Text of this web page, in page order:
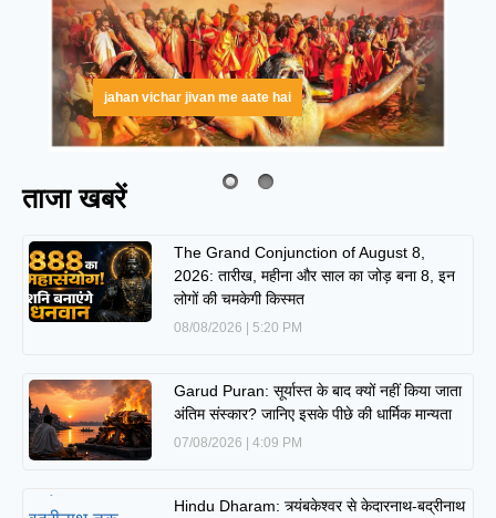
jahan vichar jivan me aate hai
ताजा खबरें
The Grand Conjunction of August 8,
2026: तारीख, महीना और साल का जोड़ बना 8, इन
लोगों की चमकेगी किस्मत
08/08/2026 5:20 PM
Garud Puran: सूर्यास्त के बाद क्यों नहीं किया जाता
अंतिम संस्कार? जानिए इसके पीछे की धार्मिक मान्यता
07/08/2026 4:09 PM
Hindu Dharam: त्र्यंबकेश्वर से केदारनाथ-बद्रीनाथ